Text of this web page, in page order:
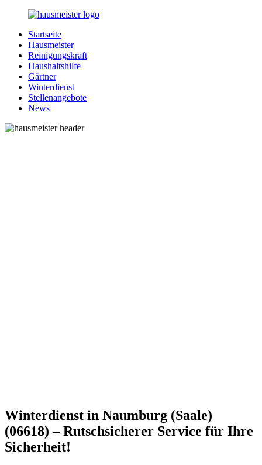
Zurück
Inhalt
Hausmeister.de
Alles
rund
Ihren
Haushalt
Startseite
Hausmeister
Reinigungskraft
Haushaltshilfe
Gärtner
Winterdienst
Stellenangebote
News
Winterdienst in Naumburg (Saale)
(06618) – Rutschsicherer Service für Ihre
Sicherheit!